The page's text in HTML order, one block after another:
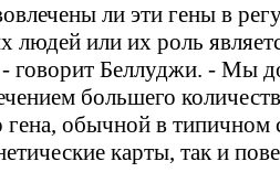
ли эти гены в
людей или их роль
говорит Беллуджи. - Мы
большего
гена, обычной в типичном
карты, так и